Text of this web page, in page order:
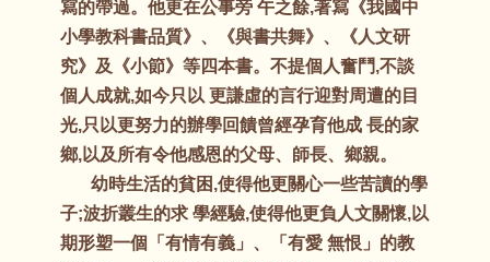
寫的帶過。他更在公事旁 午之餘,著寫《我國中
小學教科書品質》、《與書共舞》、《人文研
究》及《小節》等四本書。不提個人奮鬥,不談
個人成就,如今只以 更謙虛的言行迎對周遭的目
光,只以更努力的辦學回饋曾經孕育他成 長的家
鄉,以及所有令他感恩的父母、師長、鄉親。
幼時生活的貧困,使得他更關心一些苦讀的學
子;波折叢生的求 學經驗,使得他更負人文關懷,以
期形塑一個「有情有義」、「有愛 無恨」的教